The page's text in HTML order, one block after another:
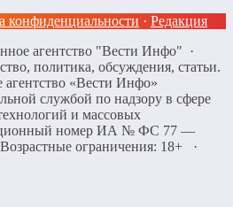
конфиденциальности · Редакция
агентство "Вести Инфо" ·
политика, обсуждения, статьи.
«Вести Инфо»
службой по надзору в сфере
и массовых
номер ИА № ФС 77 —
ограничения: 18+
·